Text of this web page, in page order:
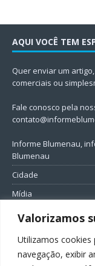
Valorizamos
Utilizamos cookies
navegação, exibir
AQUI VOCÊ TEM
Quer enviar um
comerciais ou
Fale conosco pela
Informe Blumenau,
Blumenau
Cidade
Mídia
Entretenimento
Política